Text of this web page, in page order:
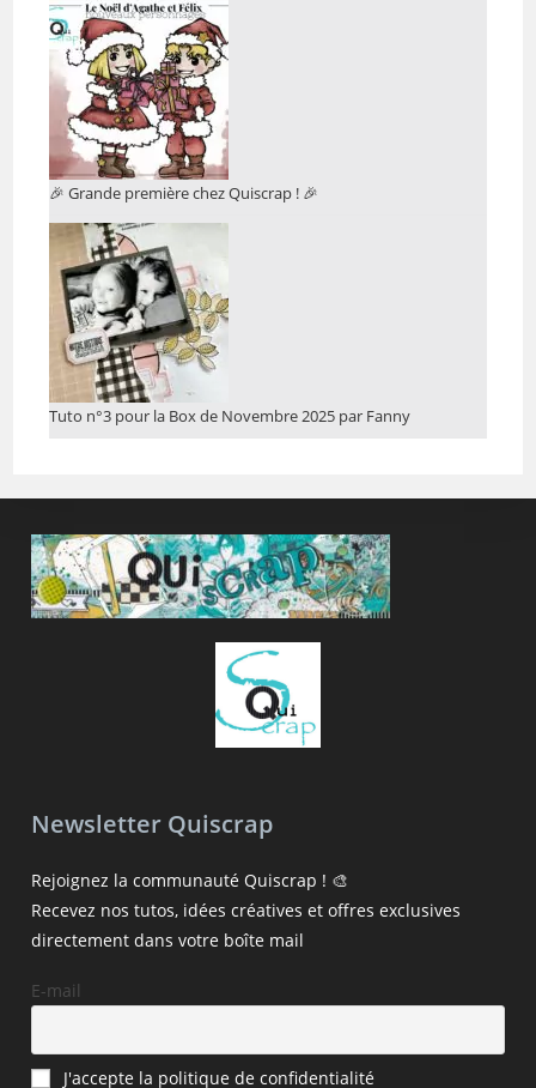
🎉 Grande première chez Quiscrap ! 🎉
Tuto n°3 pour la Box de Novembre 2025 par Fanny
Newsletter Quiscrap
Rejoignez la communauté Quiscrap ! 🎨
Recevez nos tutos, idées créatives et offres exclusives
directement dans votre boîte mail
E-mail
J'accepte la politique de confidentialité